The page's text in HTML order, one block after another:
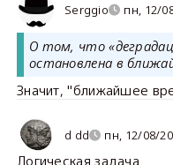
Serggio пн, 12/
О том, что
остановлена в
Значит, "ближайшее
d dd пн, 12/08/
Логическая задача